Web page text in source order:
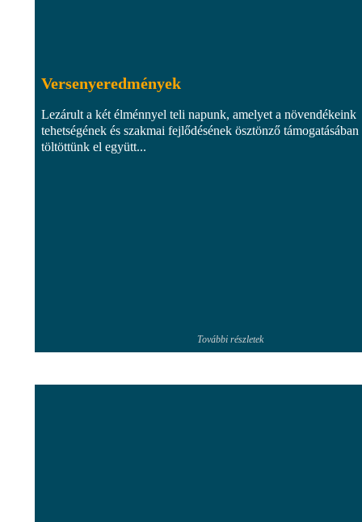
Versenyeredmények
Lezárult a két élménnyel teli napunk, amelyet a növendékeink
tehetségének és szakmai fejlődésének ösztönző támogatásában
töltöttünk el együtt...
További részletek